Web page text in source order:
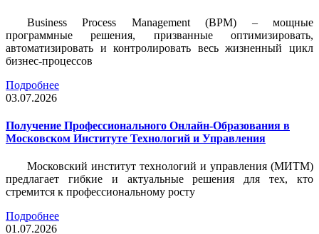
Business Process Management (BPM) – мощные
программные решения, призванные оптимизировать,
автоматизировать и контролировать весь жизненный цикл
бизнес-процессов
Подробнее
03.07.2026
Получение Профессионального Онлайн-Образования в
Московском Институте Технологий и Управления
Московский институт технологий и управления (МИТМ)
предлагает гибкие и актуальные решения для тех, кто
стремится к профессиональному росту
Подробнее
01.07.2026